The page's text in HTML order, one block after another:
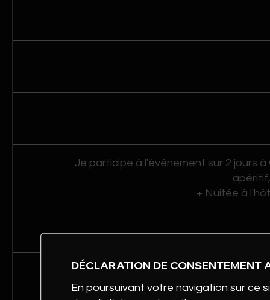
Je participe à l'événement sur 2 jours
+ Nuitée à
Pour ma nuitée, je
DÉCLARATION DE CONSENTEMENT
En poursuivant votre navigation sur ce